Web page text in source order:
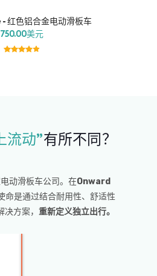
红色铝合金电动滑板车
750.00美元
流动”有所不同？
动滑板车公司。在Onward
命是通过结合耐用性、舒适性
方案， 重新定义独立出行。